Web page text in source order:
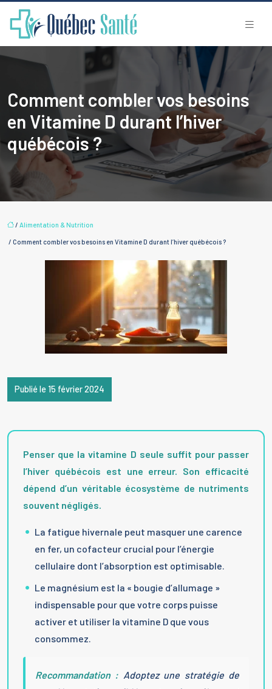
Comment combler vos besoins
en Vitamine D durant l’hiver
québécois ?
/ Alimentation & Nutrition
/ Comment combler vos besoins en Vitamine D durant l’hiver québécois ?
Publié le 15 février 2024
Penser que la vitamine D seule suffit pour passer
l’hiver québécois est une erreur. Son efficacité
dépend d’un véritable écosystème de nutriments
souvent négligés.
La fatigue hivernale peut masquer une carence
en fer, un cofacteur crucial pour l’énergie
cellulaire dont l’absorption est optimisable.
Le magnésium est la « bougie d’allumage »
indispensable pour que votre corps puisse
activer et utiliser la vitamine D que vous
consommez.
Recommandation : Adoptez une stratégie de